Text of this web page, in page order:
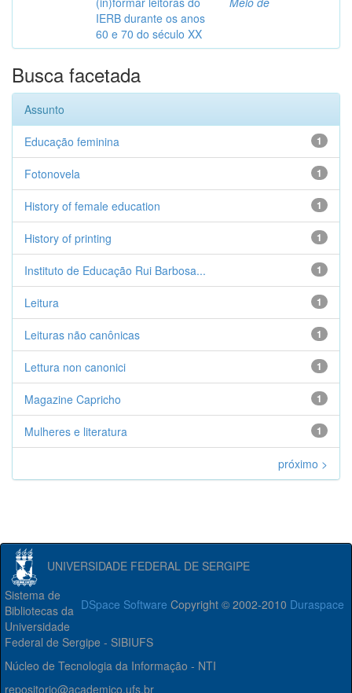
IERB durante os anos
60 e 70 do século XX
Busca facetada
Assunto
1
Educação feminina
1
Fotonovela
1
History of female education
1
History of printing
1
Instituto de Educação Rui Barbosa...
1
Leitura
1
Leituras não canônicas
1
Lettura non canonici
1
Magazine Capricho
1
Mulheres e literatura
próximo >
UNIVERSIDADE FEDERAL DE SERGIPE
DSpace Software Copyright © 2002-2010 Duraspace
Sistema de
Bibliotecas da
Universidade
Federal de Sergipe - SIBIUFS
Núcleo de Tecnologia da Informação - NTI
repositorio@academico.ufs.br